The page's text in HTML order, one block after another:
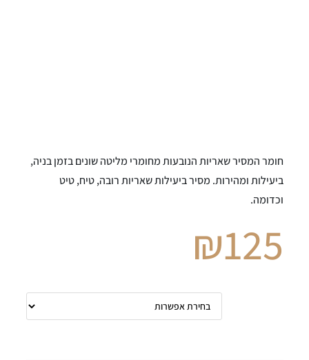
חומר המסיר שאריות הנובעות מחומרי מליטה שונים בזמן בניה,
ביעילות ומהירות. מסיר ביעילות שאריות רובה, טיח, טיט
וכדומה.
₪125